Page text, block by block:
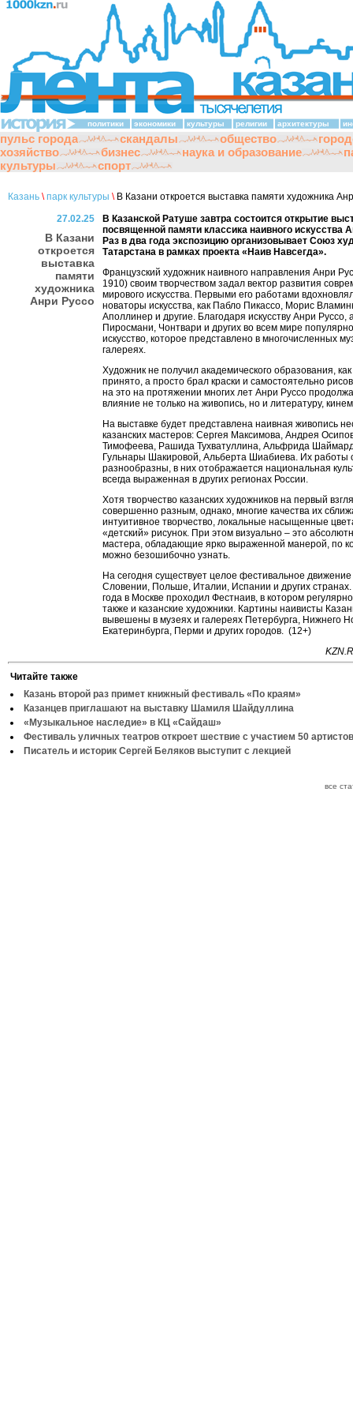
политики экономики культуры религии архитектуры
пульс города скандалы общество
хозяйство
бизнес наука и образование
культуры
спорт
Казань \ парк культуры \В Казани откроется выставка памяти художника
27.02.25
В Казани
откроется
выставка
памяти
художника
Анри Руссо
В Казанской Ратуше завтра состоится открытие
посвященной памяти классика наивного искусства
Раз в два года экспозицию организовывает Союз
Татарстана в рамках проекта «Наив Навсегда».
Французский художник наивного направления Анри
1910) своим творчеством задал вектор развития
мирового искусства. Первыми его работами
новаторы искусства, как Пабло Пикассо, Морис
Аполлинер и другие. Благодаря искусству Анри Руссо,
Пиросмани, Чонтвари и других во всем мире
искусство, которое представлено в многочисленных
галереях.
Художник не получил академического образования,
принято, а просто брал краски и самостоятельно
на это на протяжении многих лет Анри Руссо
влияние не только на живопись, но и литературу,
На выставке будет представлена наивная живопись
казанских мастеров: Сергея Максимова, Андрея
Тимофеева, Рашида Тухватуллина, Альфрида
Гульнары Шакировой, Альберта Шиабиева. Их работы
разнообразны, в них отображается национальная
всегда выраженная в других регионах России.
Хотя творчество казанских художников на первый
совершенно разным, однако, многие качества их
интуитивное творчество, локальные насыщенные
«детский» рисунок. При этом визуально – это
мастера, обладающие ярко выраженной манерой, по
можно безошибочно узнать.
На сегодня существует целое фестивальное
Словении, Польше, Италии, Испании и других странах.
года в Москве проходил Фестнаив, в котором
также и казанские художники. Картины наивисты
вывешены в музеях и галереях Петербурга, Нижнего
Екатеринбурга, Перми и других городов. (12+)
Читайте также
Казань второй раз примет книжный фестиваль «По краям»
Казанцев приглашают на выставку Шамиля Шайдуллина
«Музыкальное наследие» в КЦ «Сайдаш»
Фестиваль уличных театров откроет шествие с участием 50 артистов
Писатель и историк Сергей Беляков выступит с лекцией
все